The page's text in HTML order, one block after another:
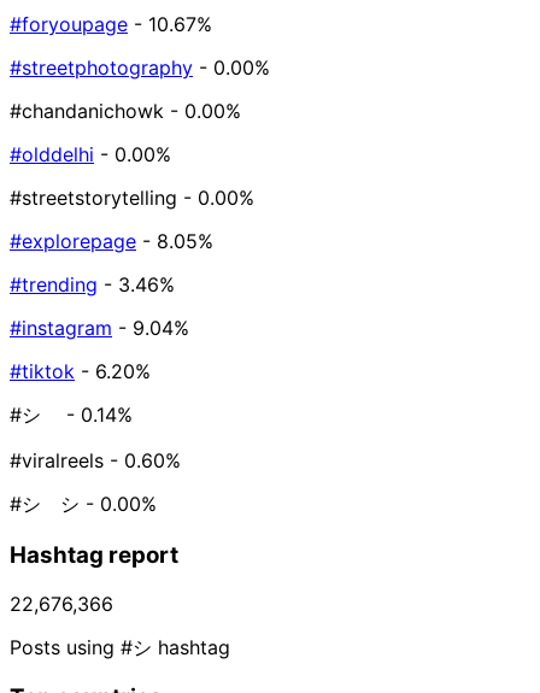
#foryoupage - 10.67%
#streetphotography - 0.00%
#chandanichowk - 0.00%
#olddelhi - 0.00%
#streetstorytelling - 0.00%
#explorepage - 8.05%
#trending - 3.46%
#instagram - 9.04%
#tiktok - 6.20%
#シ゚
- 0.14%
#viralreels - 0.60%
#シ゚シ - 0.00%
Hashtag report
22,676,366
Posts using #シ hashtag